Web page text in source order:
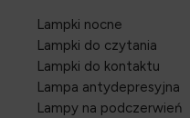
Lampki nocne
Lampki do czytania
Lampki do kontaktu
Lampa antydepresyjna
Lampy na podczerwień